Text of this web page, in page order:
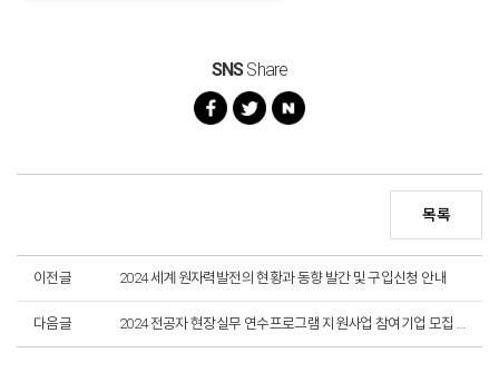
SNSShare
목록
이전글 2024 세계 원자력발전의 현황과 동향 발간 및 구입신청 안내
다음글 2024 전공자 현장실무 연수프로그램 지원사업 참여기업 모집 (원자력/이공계 등 전공생 대상 기업 현장교육) (마감)